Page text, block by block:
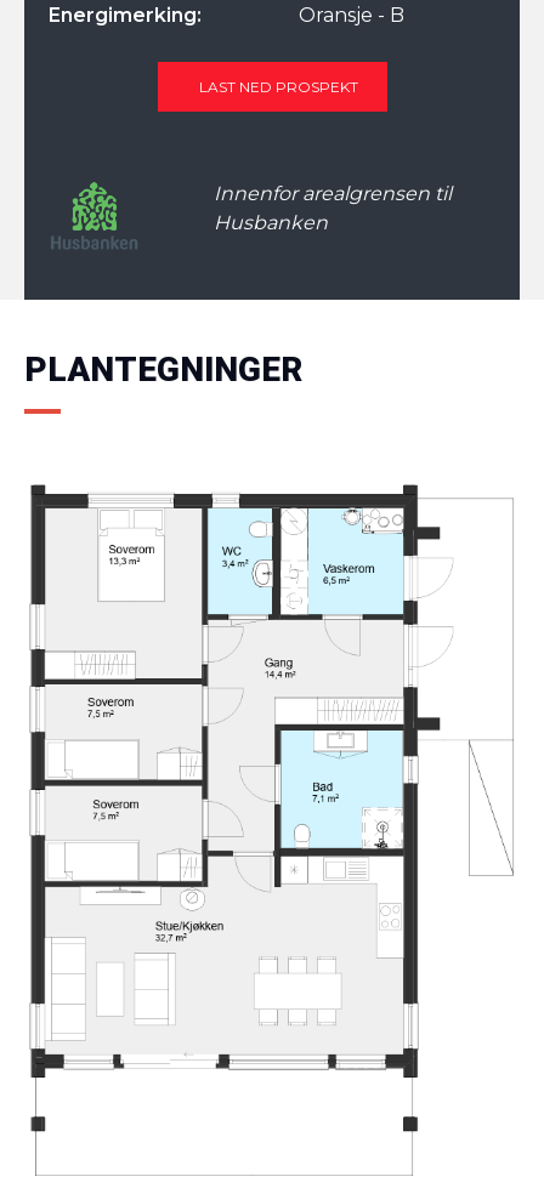
Energimerking:
Oransje - B
LAST NED PROSPEKT
Innenfor arealgrensen til
Husbanken
PLANTEGNINGER